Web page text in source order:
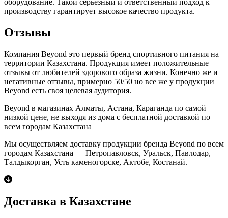
производству гарантирует высокое качество продукта.
Отзывы
Компания Beyond это первый бренд спортивного питания на
территории Казахстана. Продукция имеет положительные
отзывы от любителей здорового образа жизни. Конечно же и
негативные отзывы, примерно 50/50 но все же у продукции
Beyond есть своя целевая аудитория.
Beyond в магазинах Алматы, Астана, Караганда по самой
низкой цене, не выходя из дома с бесплатной доставкой по
всем городам Казахстана
Мы осуществляем доставку продукции бренда Beyond по всем
городам Казахстана — Петропавловск, Уральск, Павлодар,
Талдыкорган, Усть каменогорске, Актобе, Костанай.
Доставка в Казахстане